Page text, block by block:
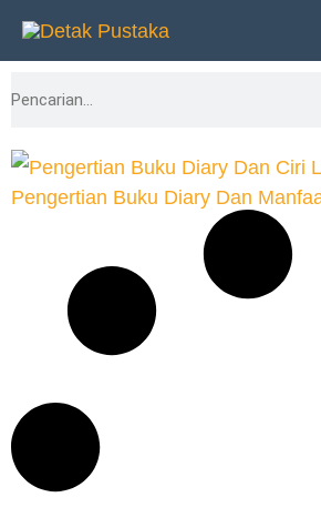
Lewati
konten
Search
Pengertian Buku Diary Dan